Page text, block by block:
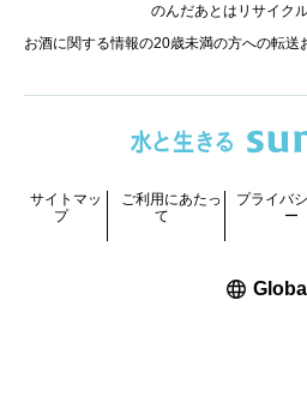
のんだあとはリサイクル
お酒に関する情報の20歳未満の方への転送
サイトマッ
プ
ご利用にあたっ
て
プライバ
ー
Global